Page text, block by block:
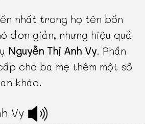
nhất trong họ tên bốn
đơn giản, nhưng hiệu quả
Nguyễn Thị Anh Vy. Phần
cho ba mẹ thêm một số
khác.
Vy